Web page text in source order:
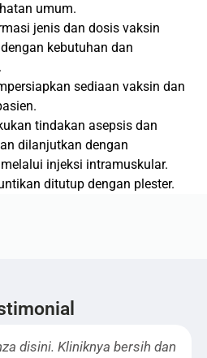
umum.
jenis dan dosis vaksin
kebutuhan dan
sediaan vaksin dan
tindakan asepsis dan
dilanjutkan dengan
injeksi intramuskular.
ditutup dengan plester.
vaksin yang unyuu buat